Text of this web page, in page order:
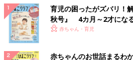
育児の困ったがズバリ！
秋号』 4カ月～2才にな
いっぱい！
赤ちゃん・育児
赤ちゃんのお世話まるわ